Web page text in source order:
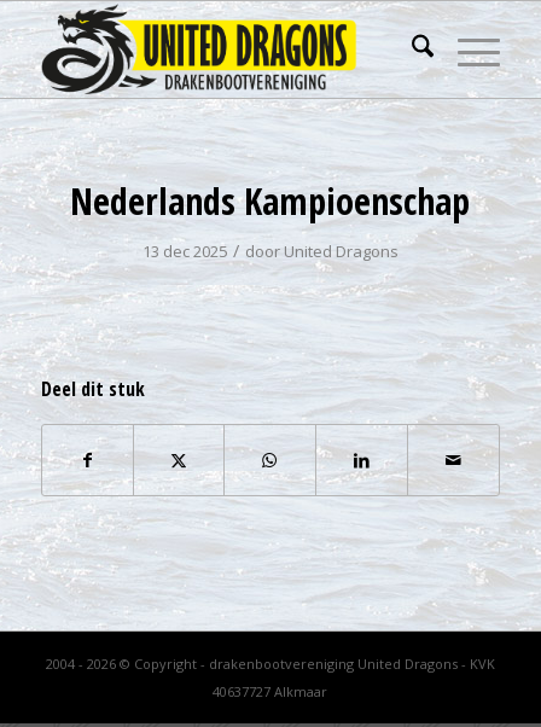
Nederlands Kampioenschap
13 dec 2025 / doorUnited Dragons
Deel dit stuk
2004 - 2026 © Copyright - drakenbootvereniging United Dragons - KVK
40637727 Alkmaar